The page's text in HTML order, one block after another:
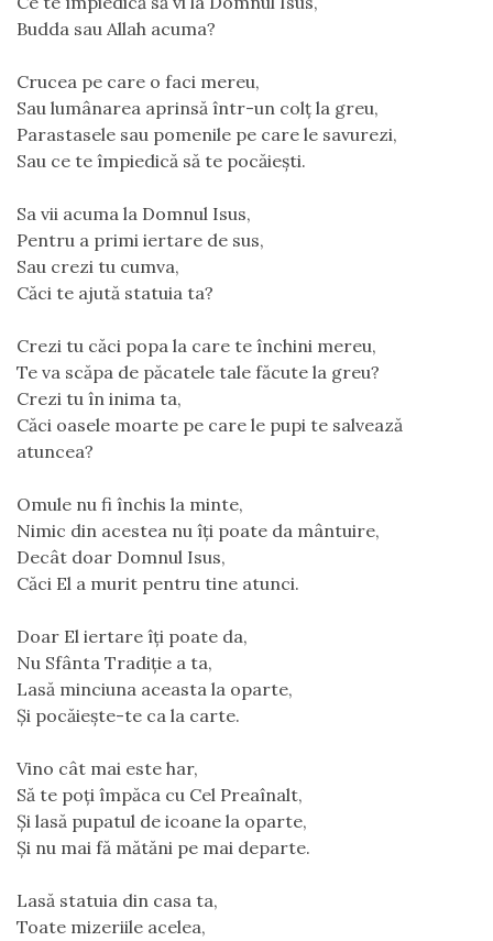
Budda sau Allah acuma?
Crucea pe care o faci mereu,
Sau lumânarea aprinsă într-un colț la greu,
Parastasele sau pomenile pe care le savurezi,
Sau ce te împiedică să te pocăiești.
Sa vii acuma la Domnul Isus,
Pentru a primi iertare de sus,
Sau crezi tu cumva,
Căci te ajută statuia ta?
Crezi tu căci popa la care te închini mereu,
Te va scăpa de păcatele tale făcute la greu?
Crezi tu în inima ta,
Căci oasele moarte pe care le pupi te salvează
atuncea?
Omule nu fi închis la minte,
Nimic din acestea nu îți poate da mântuire,
Decât doar Domnul Isus,
Căci El a murit pentru tine atunci.
Doar El iertare îți poate da,
Nu Sfânta Tradiție a ta,
Lasă minciuna aceasta la oparte,
Și pocăiește-te ca la carte.
Vino cât mai este har,
Să te poți împăca cu Cel Preaînalt,
Și lasă pupatul de icoane la oparte,
Și nu mai fă mătăni pe mai departe.
Lasă statuia din casa ta,
Toate mizeriile acelea,